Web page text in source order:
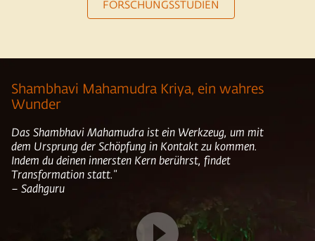
FORSCHUNGSSTUDIEN
Shambhavi Mahamudra Kriya, ein wahres
Wunder
Das Shambhavi Mahamudra ist ein Werkzeug, um mit
dem Ursprung der Schöpfung in Kontakt zu kommen.
Indem du deinen innersten Kern berührst, findet
Transformation statt."
– Sadhguru